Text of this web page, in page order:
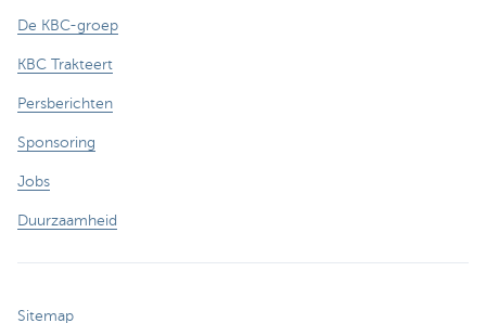
De KBC-groep
KBC Trakteert
Persberichten
Sponsoring
Jobs
Duurzaamheid
Sitemap